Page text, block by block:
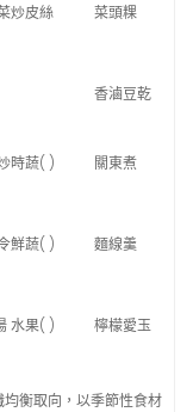
炒皮絲
菜頭粿
香滷豆乾
時蔬( )
關東煮
鮮蔬( )
麵線羹
水果( ) 檸檬愛玉
衡取向，以季節性食材